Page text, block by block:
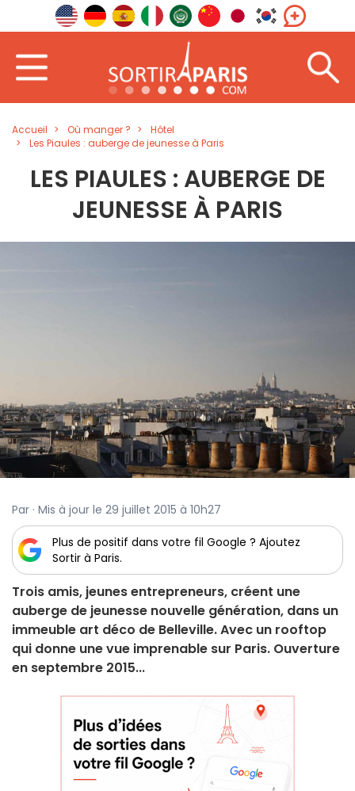
Accueil Où manger ?
Hôtel
Les Piaules : auberge de jeunesse à Paris
LES PIAULES : AUBERGE DE
JEUNESSE À PARIS
Par · Mis à jour le 29 juillet 2015 à 10h27
Plus de positif dans votre fil Google ? Ajoutez
Sortir à Paris.
Trois amis, jeunes entrepreneurs, créent une
auberge de jeunesse nouvelle génération, dans un
immeuble art déco de Belleville. Avec un rooftop
qui donne une vue imprenable sur Paris. Ouverture
en septembre 2015...